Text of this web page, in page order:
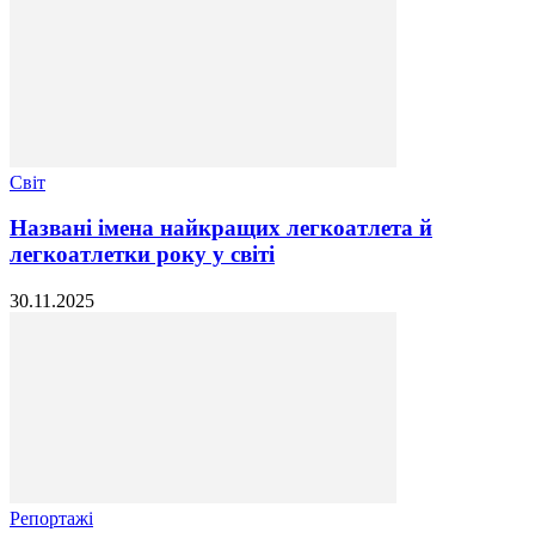
Світ
Названі імена найкращих легкоатлета й
легкоатлетки року у світі
30.11.2025
Репортажі